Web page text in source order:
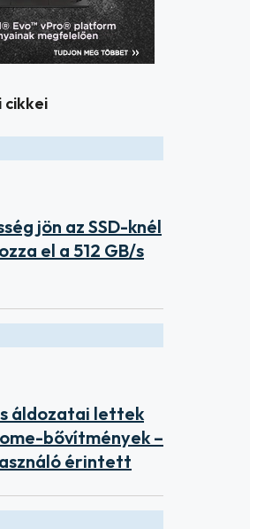
cikkei
jön az SSD-knél
el a 512 GB/s
áldozatai lettek
bővítmények –
érintett